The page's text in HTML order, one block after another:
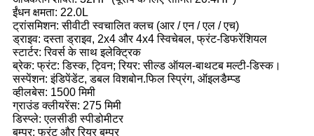
ईंधन क्षमता: 22.0L
ट्रांसमिशन: सीवीटी स्वचालित क्लच (आर / एन / एल / एच)
ड्राइव: दस्ता ड्राइव, 2x4 और 4x4 स्विचेबल, फ्रंट-डिफरेंशियल
स्टार्टर: रिवर्स के साथ इलेक्ट्रिक
ब्रेक: फ्रंट: डिस्क, ट्विन; रियर: सील्ड ऑयल-बाथटब मल्टी-डिस्क।
सस्पेंशन: इंडिपेंडेंट, डबल विशबोन.फिल स्प्रिंग, ऑइलडैम्प्ड
व्हीलबेस: 1500 मिमी
ग्राउंड क्लीयरेंस: 275 मिमी
डिस्प्ले: एलसीडी स्पीडोमीटर
बम्पर: फ्रंट और रियर बम्पर